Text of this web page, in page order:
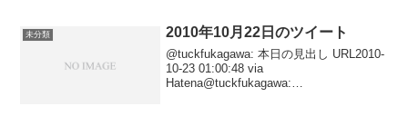
未分類 2010年10月22日のツイート
@tuckfukagawa: 本日の見出し URL2010-
10-23 01:00:48 via
Hatena@tuckfukagawa: